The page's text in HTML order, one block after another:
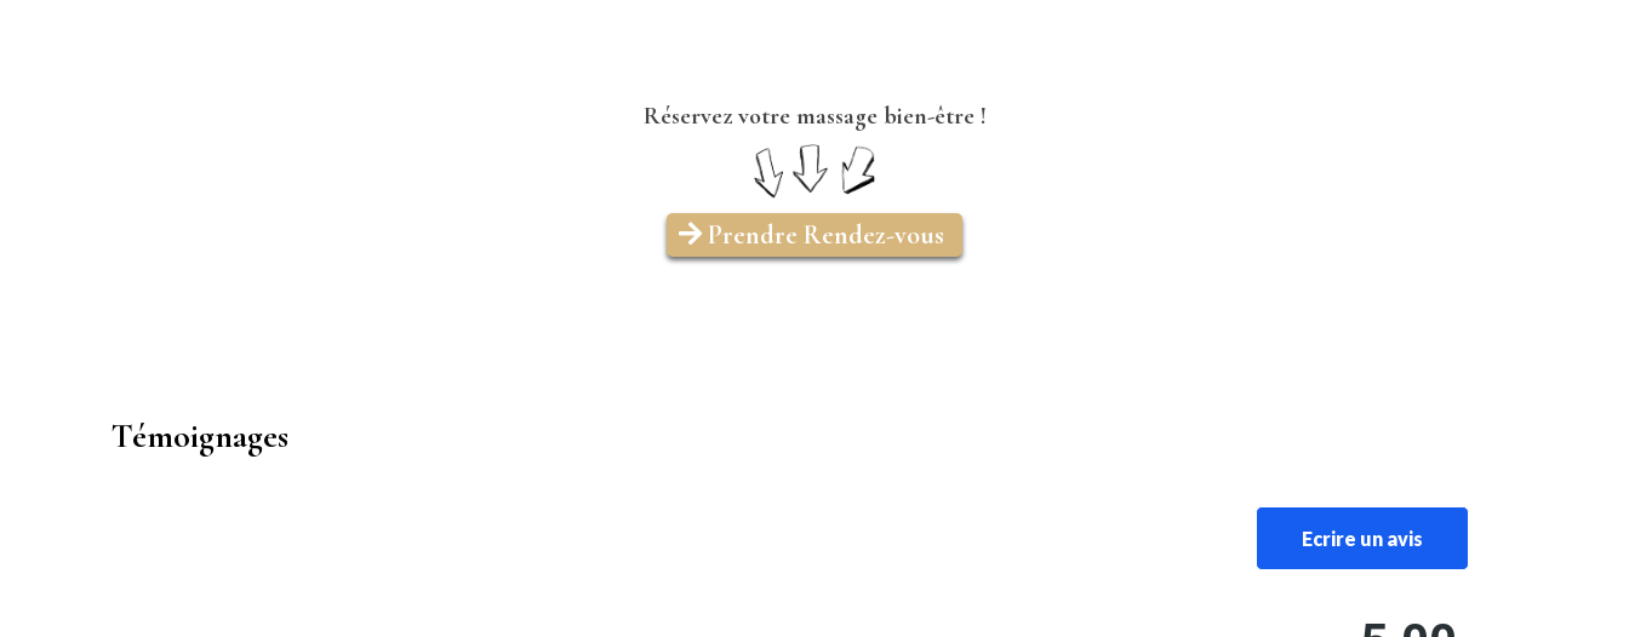
Réservez votre massage bien-être !
Prendre Rendez-vous
Témoignages
Ecrire un avis